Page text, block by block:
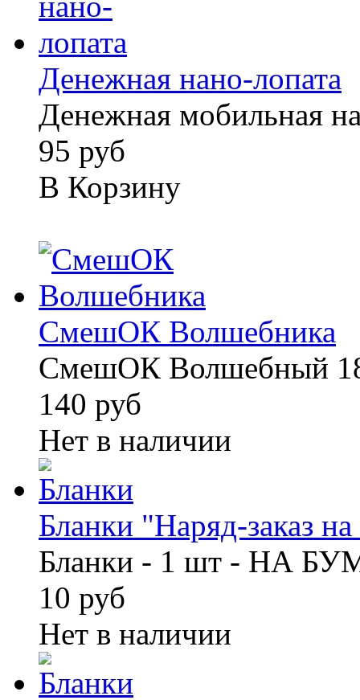
Денежная нано-лопата
Денежная мобильная
95 руб
В Корзину
СмешОК Волшебника
СмешОК Волшебный
140 руб
Нет в наличии
Бланки "Наряд-заказ
Бланки - 1 шт - НА
10 руб
Нет в наличии